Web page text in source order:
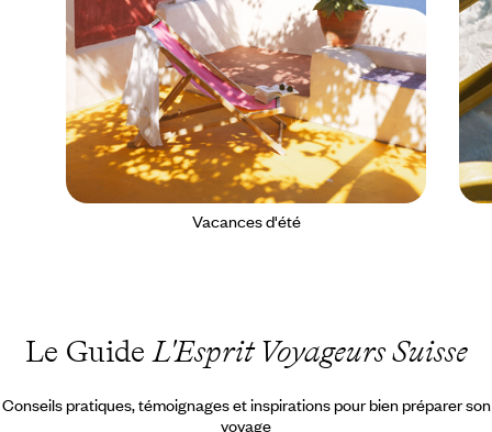
Vacances d'été
Le GuideL'Esprit Voyageurs Suisse
Conseils pratiques, témoignages et inspirations pour bien préparer son
voyage